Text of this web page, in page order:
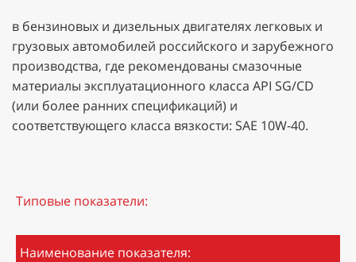
в бензиновых и дизельных двигателях легковых и
грузовых автомобилей российского и зарубежного
производства, где рекомендованы смазочные
материалы эксплуатационного класса API SG/CD
(или более ранних спецификаций) и
соответствующего класса вязкости: SAE 10W-40.
Типовые показатели:
Наименование показателя: